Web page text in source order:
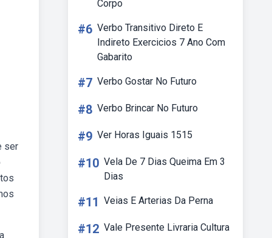
ser
Corpo
#6 Verbo Transitivo Direto E
Indireto Exercicios 7 Ano Com
Gabarito
#7 Verbo Gostar No Futuro
#8 Verbo Brincar No Futuro
#9 Ver Horas Iguais 1515
#10 Vela De 7 Dias Queima Em 3
Dias
#11 Veias E Arterias Da Perna
#12 Vale Presente Livraria Cultura